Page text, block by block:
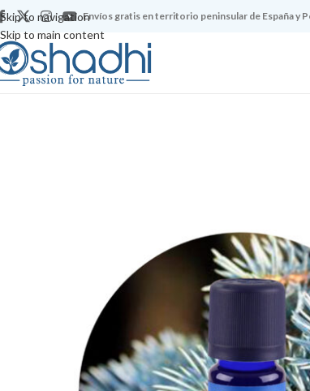
Skip to navigation
Skip to main content
Envíos gratis en territorio peninsular de España y